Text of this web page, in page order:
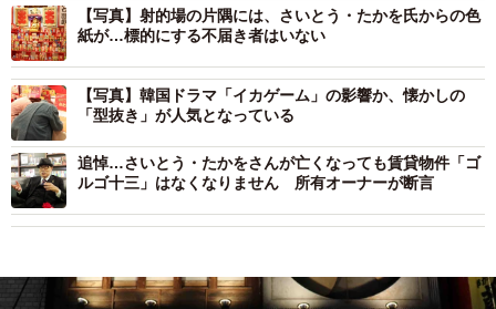
【写真】射的場の片隅には、さいとう・たかを氏からの色
紙が…標的にする不届き者はいない
【写真】韓国ドラマ「イカゲーム」の影響か、懐かしの
「型抜き」が人気となっている
追悼…さいとう・たかをさんが亡くなっても賃貸物件「ゴ
ルゴ十三」はなくなりません 所有オーナーが断言